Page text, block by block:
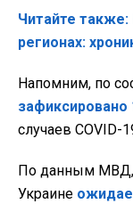
Читайте также:
регионах:
Напомним, по
зафиксировано
случаев COVID-
По данным МВД,
Украине